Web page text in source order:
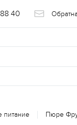
40
питание Пюре